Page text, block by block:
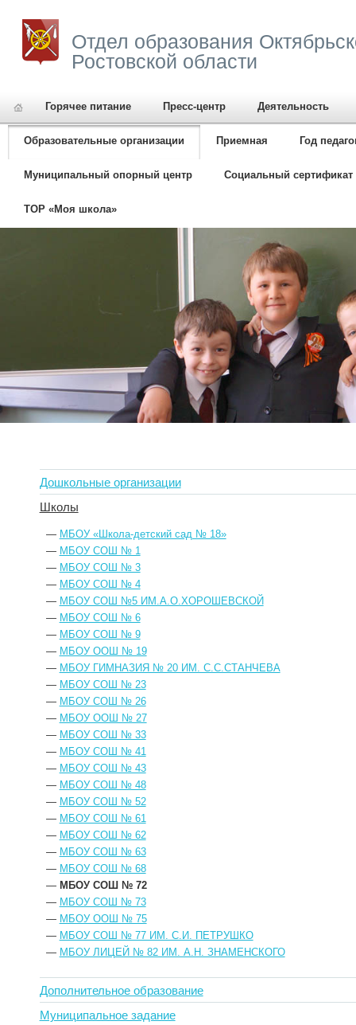
Отдел образования
Ростовской области
Горячее питание Пресс-центр Деятельность
Образовательные организации Приемная Год
Муниципальный опорный центр Социальный сертификат
ТОР «Моя школа»
Дошкольные организации
Школы
— МБОУ «Школа-детский сад № 18»
— МБОУ СОШ № 1
— МБОУ СОШ № 3
— МБОУ СОШ № 4
— МБОУ СОШ №5 ИМ.А.О.ХОРОШЕВСКОЙ
— МБОУ СОШ № 6
— МБОУ СОШ № 9
— МБОУ ООШ № 19
— МБОУ ГИМНАЗИЯ № 20 ИМ. С.С.СТАНЧЕВА
— МБОУ СОШ № 23
— МБОУ СОШ № 26
— МБОУ ООШ № 27
— МБОУ СОШ № 33
— МБОУ СОШ № 41
— МБОУ СОШ № 43
— МБОУ СОШ № 48
— МБОУ СОШ № 52
— МБОУ СОШ № 61
— МБОУ СОШ № 62
— МБОУ СОШ № 63
— МБОУ СОШ № 68
— МБОУ СОШ № 72
— МБОУ СОШ № 73
— МБОУ ООШ № 75
— МБОУ СОШ № 77 ИМ. С.И. ПЕТРУШКО
— МБОУ ЛИЦЕЙ № 82 ИМ. А.Н. ЗНАМЕНСКОГО
Дополнительное образование
Муниципальное задание